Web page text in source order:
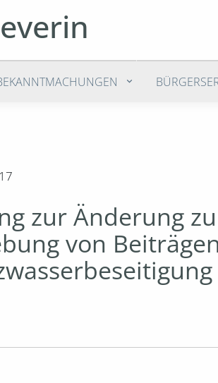
zur Änderung
von